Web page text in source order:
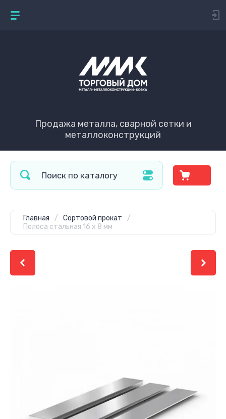
Продажа металла, сварной сетки и
металлоконструкций
Главная / Сортовой прокат
/
Полоса стальная 16 х 8 мм